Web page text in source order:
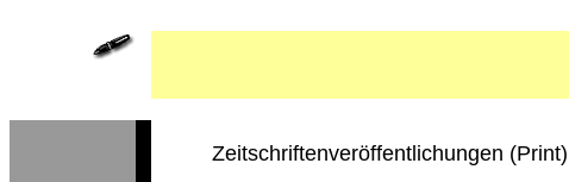
Zeitschriftenveröffentlichungen